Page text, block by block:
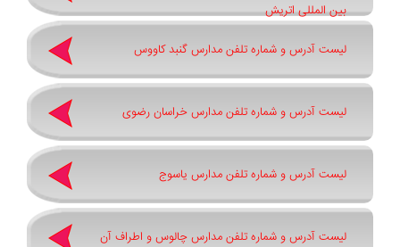
بین المللی اتریش
لیست آدرس و شماره تلفن مدارس گنبد کاووس
لیست آدرس و شماره تلفن مدارس خراسان رضوی
لیست آدرس و شماره تلفن مدارس یاسوج
لیست آدرس و شماره تلفن مدارس چالوس و اطراف آن